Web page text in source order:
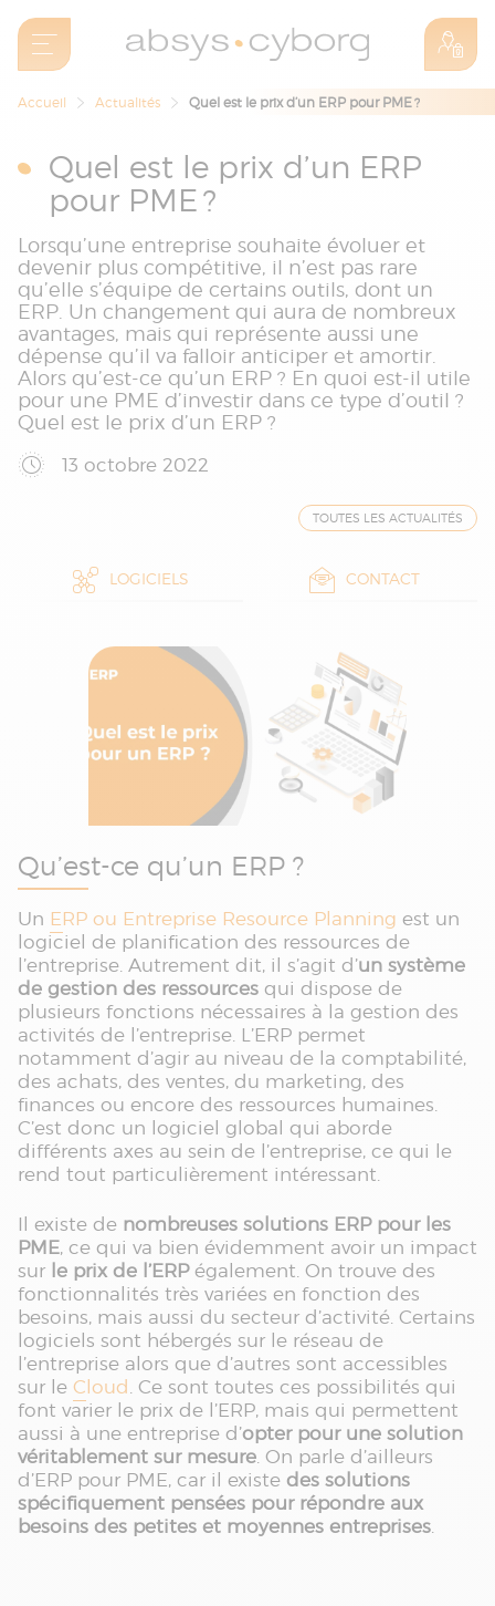
Accueil Actualités Quel est le prix d’un ERP pour PME ?
Quel est le prix d’un ERP
pour PME ?
Lorsqu’une entreprise souhaite évoluer et
devenir plus compétitive, il n’est pas rare
qu’elle s’équipe de certains outils, dont un
ERP. Un changement qui aura de nombreux
avantages, mais qui représente aussi une
dépense qu’il va falloir anticiper et amortir.
Alors qu’est-ce qu’un ERP ? En quoi est-il utile
pour une PME d’investir dans ce type d’outil ?
Quel est le prix d’un ERP ?
13 octobre 2022
TOUTES LES ACTUALITÉS
LOGICIELS CONTACT
Qu’est-ce qu’un ERP ?
Un ERP ou Entreprise Resource Planning est un
logiciel de planification des ressources de
l’entreprise. Autrement dit, il s’agit d’un système
de gestion des ressources qui dispose de
plusieurs fonctions nécessaires à la gestion des
activités de l’entreprise. L’ERP permet
notamment d’agir au niveau de la comptabilité,
des achats, des ventes, du marketing, des
finances ou encore des ressources humaines.
C’est donc un logiciel global qui aborde
différents axes au sein de l’entreprise, ce qui le
rend tout particulièrement intéressant.
Il existe de nombreuses solutions ERP pour les
PME, ce qui va bien évidemment avoir un impact
sur le prix de l’ERPégalement. On trouve des
fonctionnalités très variées en fonction des
besoins, mais aussi du secteur d’activité. Certains
logiciels sont hébergés sur le réseau de
l’entreprise alors que d’autres sont accessibles
sur le Cloud . Ce sont toutes ces possibilités qui
font varier le prix de l’ERP, mais qui permettent
aussi à une entreprise d’opter pour une solution
véritablement sur mesure. On parle d’ailleurs
d’ERP pour PME, car il existe des solutions
spécifiquement pensées pour répondre aux
besoins des petites et moyennes entreprises.